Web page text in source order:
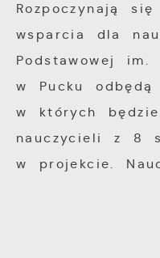
Rozpoczynają
wsparcia dla
Podstawowej im.
w Pucku odbędą
w których będzie
nauczycieli z 8
w projekcie.